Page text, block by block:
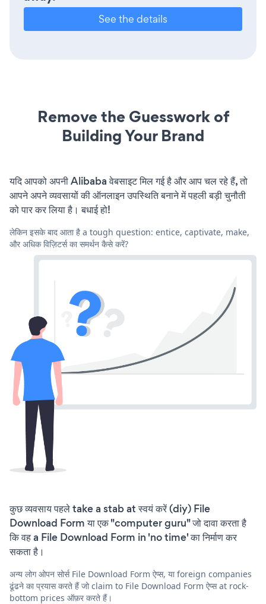
See the details
Remove the Guesswork of
Building Your Brand
यदि आपको अपनी Alibaba वेबसाइट मिल गई है और आप चल रहे हैं, तो
आपने अपने व्यवसायों की ऑनलाइन उपस्थिति बनाने में पहली बड़ी चुनौती
को पार कर लिया है। बधाई हो!
लेकिन इसके बाद आता है a tough question: entice, captivate, make,
और अधिक विज़िटर्स का समर्थन कैसे करें?
कुछ व्यवसाय पहले take a stab at स्वयं करें (diy) File
Download Form या एक "computer guru" जो दावा करता है
कि वह a File Download Form in 'no time' का निर्माण कर
सकता है।
अन्य लोग ओपन सोर्स File Download Form ऐप्स, या foreign companies
ढूंढने का प्रयास करते हैं जो claim to File Download Form ऐप्स at rock-
bottom prices ऑफ़र करते हैं।